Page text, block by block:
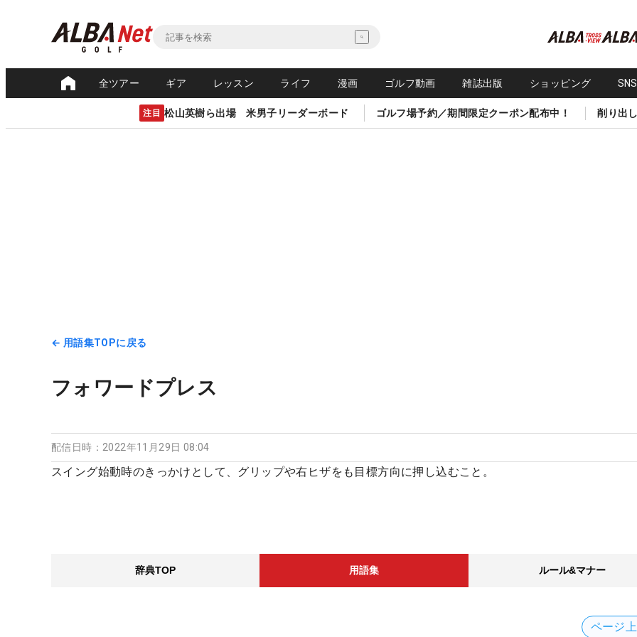
全ツアー ギア レッスン ライフ 漫画 ゴルフ動画 雑誌出版 ショッピング
注目 松山英樹ら出場 米男子リーダーボード ゴルフ場予約／期間限定クーポン配布中！ 削り出
← 用語集TOPに戻る
フォワードプレス
配信日時： 2022年11月29日 08:04
スイング始動時のきっかけとして、グリップや右ヒザをも目標方向に押し込むこと。
辞典TOP 用語集 ルール&マナー
ページ